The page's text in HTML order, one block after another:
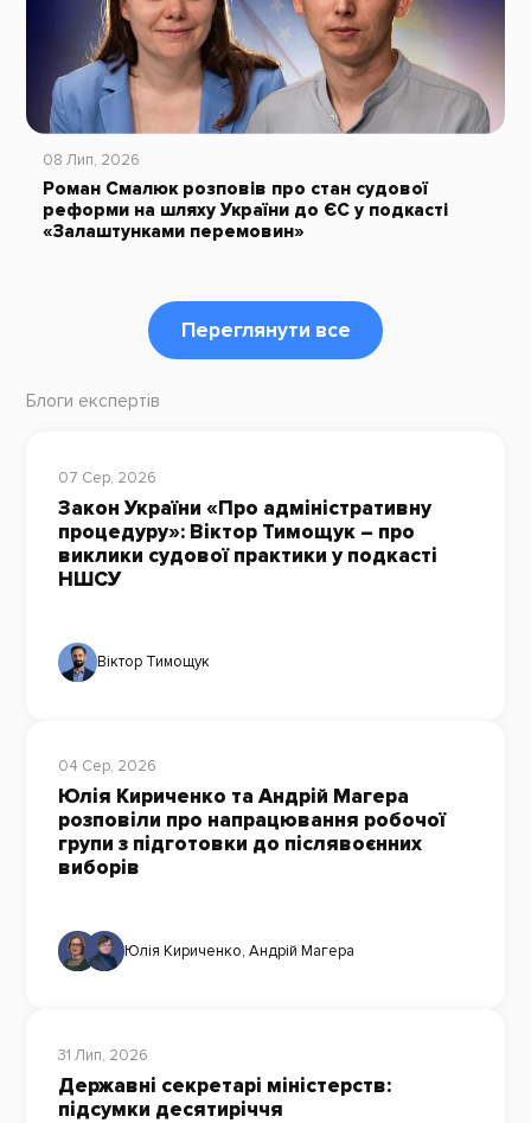
08 Лип, 2026
Роман Смалюк розповів про стан судової
реформи на шляху України до ЄС у подкасті
«Залаштунками перемовин»
Переглянути все
Блоги експертів
07 Сер, 2026
Закон України «Про адміністративну
процедуру»: Віктор Тимощук – про
виклики судової практики у подкасті
НШСУ
Віктор Тимощук
04 Сер, 2026
Юлія Кириченко та Андрій Магера
розповіли про напрацювання робочої
групи з підготовки до післявоєнних
виборів
Юлія Кириченко, Андрій Магера
31 Лип, 2026
Державні секретарі міністерств:
підсумки десятиріччя